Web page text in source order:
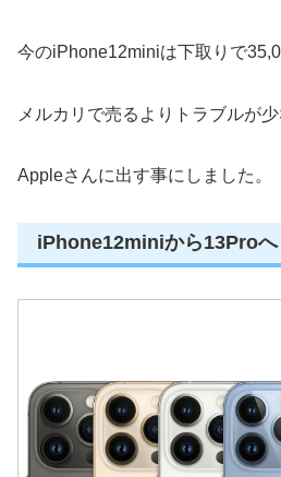
今のiPhone12miniは下取りで
メルカリで売るよりトラブルが
Appleさんに出す事にしました。
iPhone12miniから13Proへ